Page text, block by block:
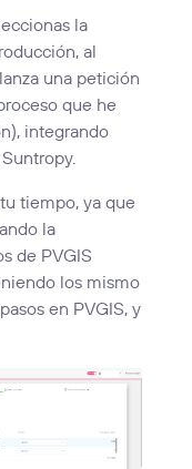
la
al
una petición
que he
integrando
tiempo, ya que
la
de PVGIS
los mismo
en PVGIS, y